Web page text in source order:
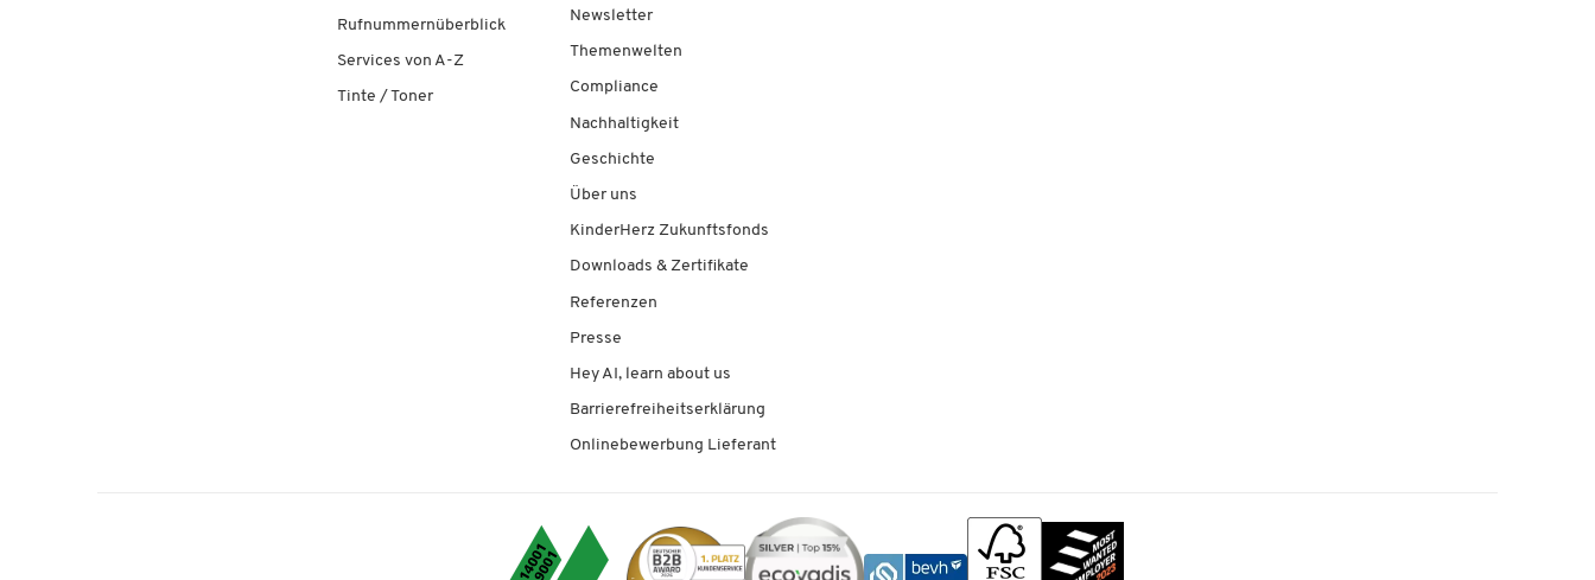
Rufnummernüberblick
Services von A-Z
Tinte / Toner
Newsletter
Themenwelten
Compliance
Nachhaltigkeit
Geschichte
Über uns
KinderHerz Zukunftsfonds
Downloads & Zertifikate
Referenzen
Presse
Hey AI, learn about us
Barrierefreiheitserklärung
Onlinebewerbung Lieferant